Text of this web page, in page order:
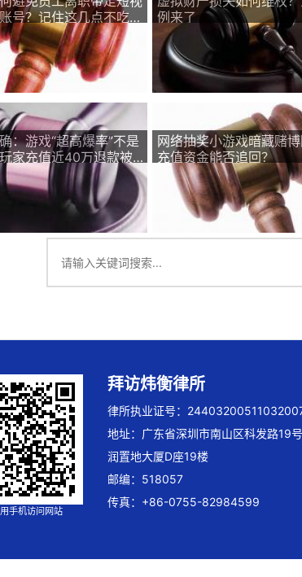
号？记住这几点不吃
例来了
：游戏“超高爆率”不是
家充值近40万退款被
网络抽奖小游戏暗藏赌博
充值资金能否追回？
手机访问网站
拜访炜衡律所
律所执业证号：
地址：广东省深圳市南山区科发路19
润置地大厦D座19楼
邮编：518057
传真：+86-0755-82984599